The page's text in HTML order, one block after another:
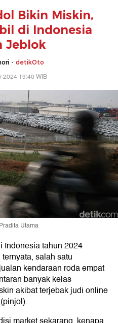
Bikin Miskin,
di Indonesia
Jeblok
- detikOto
2024 19:40 WIB
Utama
Indonesia tahun 2024
salah satu
kendaraan roda empat
banyak kelas
akibat terjebak judi online